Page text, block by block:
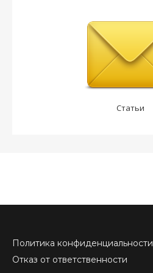
Статьи
Политика конфиденциальности
Отказ от ответственности